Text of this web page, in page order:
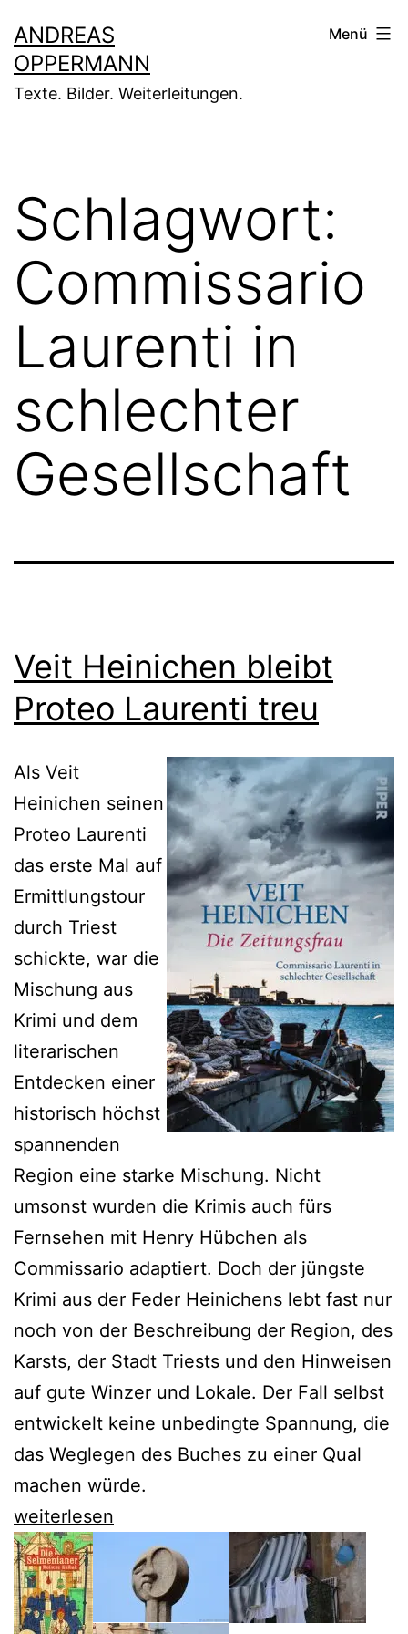
Inhalt
springen
ANDREAS
OPPERMANN
Texte. Bilder. Weiterleitungen.
Menü
Schlagwort:
Commissario
Laurenti in
schlechter
Gesellschaft
Veit Heinichen bleibt
Proteo Laurenti treu
Als Veit
Heinichen seinen
Proteo Laurenti
das erste Mal auf
Ermittlungstour
durch Triest
schickte, war die
Mischung aus
Krimi und dem
literarischen
Entdecken einer
historisch höchst
spannenden
Region eine starke Mischung. Nicht
umsonst wurden die Krimis auch fürs
Fernsehen mit Henry Hübchen als
Commissario adaptiert. Doch der jüngste
Krimi aus der Feder Heinichens lebt fast nur
noch von der Beschreibung der Region, des
Karsts, der Stadt Triests und den Hinweisen
auf gute Winzer und Lokale. Der Fall selbst
entwickelt keine unbedingte Spannung, die
das Weglegen des Buches zu einer Qual
machen würde.
Veit
Heinichen
bleibt
Proteo
weiterlesen